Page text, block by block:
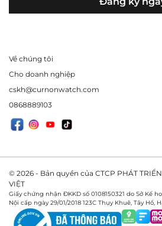
Về chúng tôi
Cho doanh nghiệp
cskh@curnonwatch.com
0868889103
© 2026 - Bản quyền của CTCP PHÁT
VIỆT
Giấy chứng nhận ĐKKD số 0108150321 do Sở Kế
Nội cấp ngày 29/01/2018 123C Thụy Khuê, Tây Hồ,